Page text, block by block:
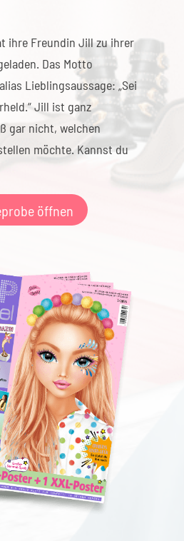
ihre Freundin Jill zu ihrer
Das Motto
Lieblingsaussage: „Sei
Jill ist ganz
gar nicht, welchen
möchte. Kannst du
öffnen